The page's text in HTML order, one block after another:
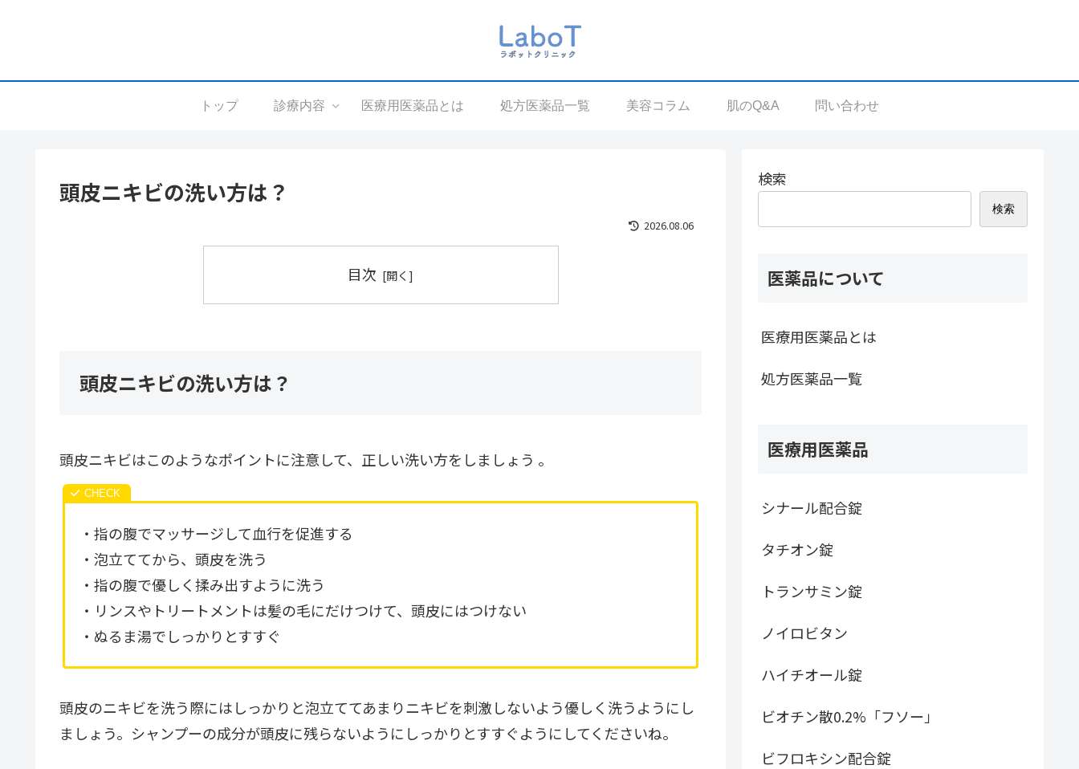
トップ 診療内容 医療用医薬品とは 処方医薬品一覧 美容コラム 肌のQ&A 問い合わせ
頭皮ニキビの洗い方は？
2026.08.06
目次
頭皮ニキビの洗い方は？
頭皮ニキビはこのようなポイントに注意して、正しい洗い方をしましょう 。
・指の腹でマッサージして血行を促進する
・泡立ててから、頭皮を洗う
・指の腹で優しく揉み出すように洗う
・リンスやトリートメントは髪の毛にだけつけて、頭皮にはつけない
・ぬるま湯でしっかりとすすぐ
頭皮のニキビを洗う際にはしっかりと泡立ててあまりニキビを刺激しないよう優しく洗うようにし
ましょう。シャンプーの成分が頭皮に残らないようにしっかりとすすぐようにしてくださいね。
検索
検索
医薬品について
医療用医薬品とは
処方医薬品一覧
医療用医薬品
シナール配合錠
タチオン錠
トランサミン錠
ノイロビタン
ハイチオール錠
ビオチン散0.2%「フソー」
ビフロキシン配合錠